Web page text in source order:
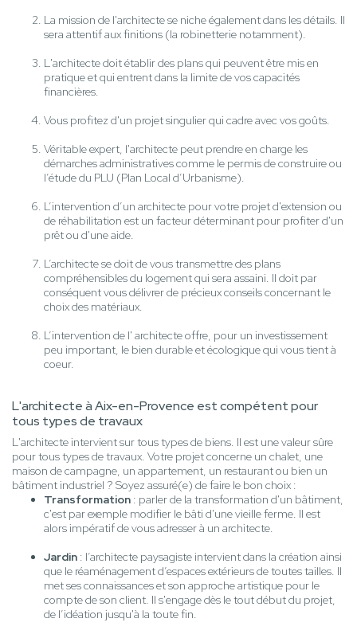
La mission de l'architecte se niche également dans les détails. Il
sera attentif aux finitions (la robinetterie notamment).
L'architecte doit établir des plans qui peuvent être mis en
pratique et qui entrent dans la limite de vos capacités
financières.
Vous profitez d'un projet singulier qui cadre avec vos goûts.
Véritable expert, l'architecte peut prendre en charge les
démarches administratives comme le permis de construire ou
l’étude du PLU (Plan Local d’Urbanisme).
L’intervention d’un architecte pour votre projet d'extension ou
de réhabilitation est un facteur déterminant pour profiter d'un
prêt ou d'une aide.
L’architecte se doit de vous transmettre des plans
compréhensibles du logement qui sera assaini. Il doit par
conséquent vous délivrer de précieux conseils concernant le
choix des matériaux.
L’intervention de l' architecte offre, pour un investissement
peu important, le bien durable et écologique qui vous tient à
coeur.
L'architecte à Aix-en-Provence est compétent pour
tous types de travaux
L'architecte intervient sur tous types de biens. Il est une valeur sûre
pour tous types de travaux. Votre projet concerne un chalet, une
maison de campagne, un appartement, un restaurant ou bien un
bâtiment industriel ? Soyez assuré(e) de faire le bon choix :
Transformation : parler de la transformation d'un bâtiment,
c'est par exemple modifier le bâti d'une vieille ferme. Il est
alors impératif de vous adresser à un architecte.
Jardin : l’architecte paysagiste intervient dans la création ainsi
que le réaménagement d’espaces extérieurs de toutes tailles. Il
met ses connaissances et son approche artistique pour le
compte de son client. Il s'engage dès le tout début du projet,
de l’idéation jusqu'à la toute fin.